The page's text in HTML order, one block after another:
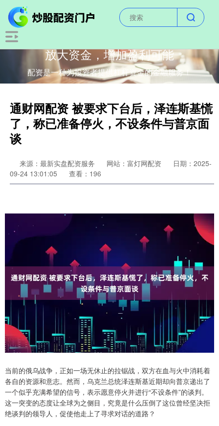
放大资金，增加盈利可能
配资是一种为投资者提供杠杆资金的金融服务！
通财网配资 被要求下台后，泽连斯基慌
了，称已准备停火，不设条件与普京面
谈
来源：最新实盘配资服务 网站：富灯网配资
日期：2025-
09-24 13:01:05
查看：196
当前的俄乌战争，正如一场无休止的拉锯战，双方在血与火中消耗着
各自的资源和意志。然而，乌克兰总统泽连斯基近期却向普京递出了
一个似乎充满希望的信号，表示愿意停火并进行“不设条件”的谈判。
这一突变的态度让全球为之侧目，究竟是什么压倒了这位曾经坚决拒
绝谈判的领导人，促使他走上了寻求对话的道路？